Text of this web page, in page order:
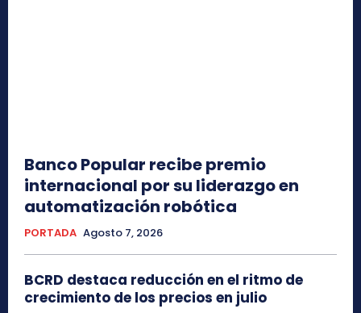
Banco Popular recibe premio
internacional por su liderazgo en
automatización robótica
PORTADA Agosto 7, 2026
BCRD destaca reducción en el ritmo de
crecimiento de los precios en julio